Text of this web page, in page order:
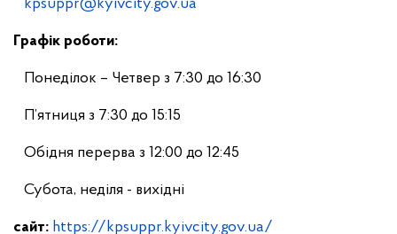
kpsuppr@kyivcity.gov.ua
Графік роботи:
Понеділок – Четвер з 7:30 до 16:30
П’ятниця з 7:30 до 15:15
Обідня перерва з 12:00 до 12:45
Субота, неділя - вихідні
сайт: https://kpsuppr.kyivcity.gov.ua/